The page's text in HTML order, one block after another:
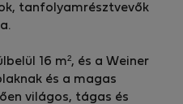
tanfolyamrésztvevők
16 m², és a Weiner
és a magas
világos, tágas és